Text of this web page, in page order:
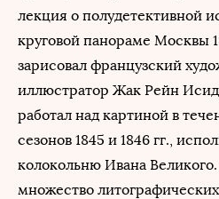
лекция о полудетективной
круговой панораме Москвы
зарисовал французский
иллюстратор Жак Рейн
работал над картиной в
сезонов 1845 и 1846 гг.,
колокольню Ивана
множество